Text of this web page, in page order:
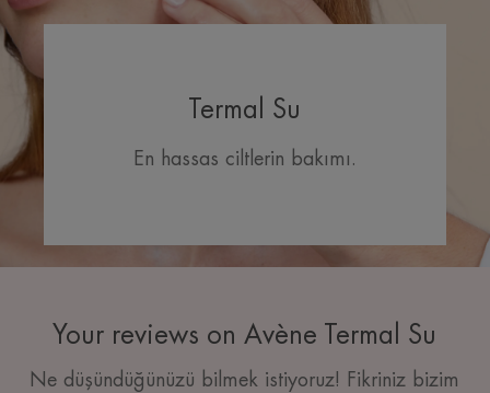
Termal Su
En hassas ciltlerin bakımı.
Your reviews on Avène Termal Su
Ne düşündüğünüzü bilmek istiyoruz! Fikriniz bizim